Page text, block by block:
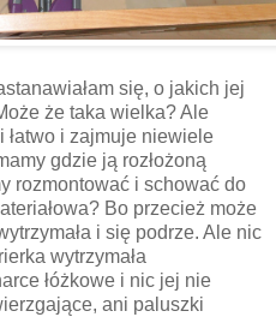
się, o jakich jej
że taka wielka? Ale
łatwo i zajmuje niewiele
gdzie ją rozłożoną
rozmontować i schować do
Bo przecież może
i się podrze. Ale nic
wytrzymała
łóżkowe i nic jej nie
ani paluszki